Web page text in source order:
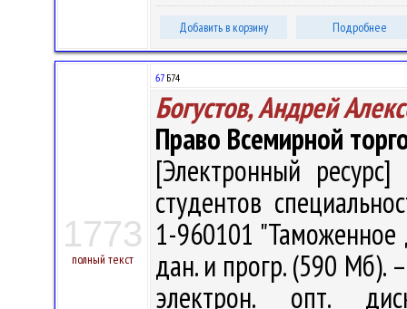
Добавить в корзину Подробнее
1773
полный текст
67Б74
Богустов, Андрей
Право Всемирной
[Электронный
студентов
1-960101 "Таможенное
дан. и прогр. (590 Мб).
электрон. опт.